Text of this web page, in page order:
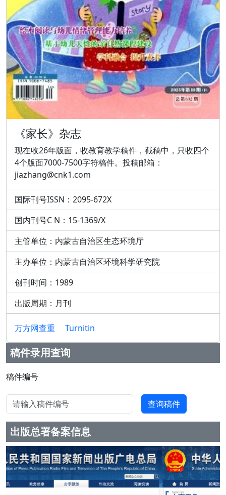
《家长》杂志
现在收26年版面，收教育教学稿件，截稿中，只收四个
4个版面7000-7500字符稿件。投稿邮箱：
jiazhang@cnk1.com
国际刊号ISSN：2095-672X
国内刊号C N：15-1369/X
主管单位：内蒙古自治区生态环境厅
主办单位：内蒙古自治区环境科学研究院
创刊时间：1989
出版周期：月刊
万方网查重 Turnitin
稿件录用查询
Email
请输入稿件编号 查询稿件
出版总署备案信息